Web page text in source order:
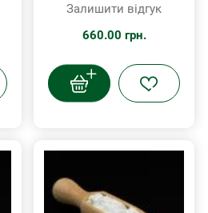
Залишити відгук
660.00 грн.